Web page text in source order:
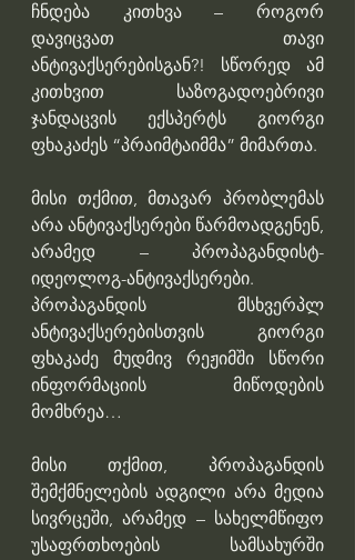
ჩნდება კითხვა – როგორ
დავიცვათ თავი
ანტივაქსერებისგან?! სწორედ ამ
კითხვით საზოგადოებრივი
ჯანდაცვის ექსპერტს გიორგი
ფხაკაძეს “პრაიმტაიმმა” მიმართა.
მისი თქმით, მთავარ პრობლემას
არა ანტივაქსერები წარმოადგენენ,
არამედ – პროპაგანდისტ-
იდეოლოგ-ანტივაქსერები.
პროპაგანდის მსხვერპლ
ანტივაქსერებისთვის გიორგი
ფხაკაძე მუდმივ რეჟიმში სწორი
ინფორმაციის მიწოდების
მომხრეა…
მისი თქმით, პროპაგანდის
შემქმნელების ადგილი არა მედია
სივრცეში, არამედ – სახელმწიფო
უსაფრთხოების სამსახურში